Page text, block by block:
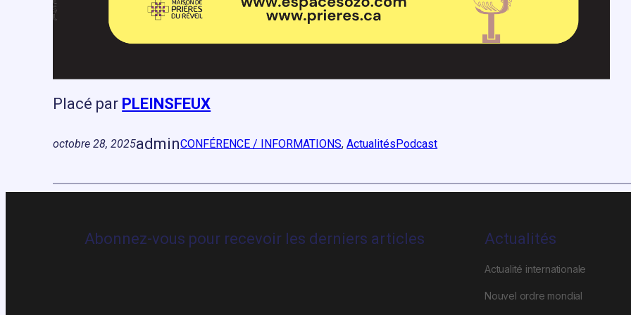
Placé par PLEINSFEUX
octobre 28, 2025adminCONFÉRENCE / INFORMATIONS, Actualités Podcast
Abonnez-vous pour recevoir les derniers articles Actualités
Actualité internationale
Nouvel ordre mondial